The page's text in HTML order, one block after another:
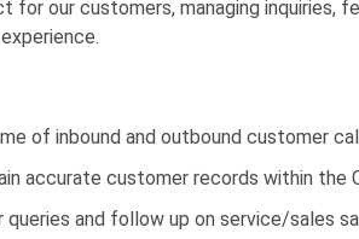
for our customers, managing inquiries,
of inbound and outbound customer
accurate customer records within the
queries and follow up on service/sales